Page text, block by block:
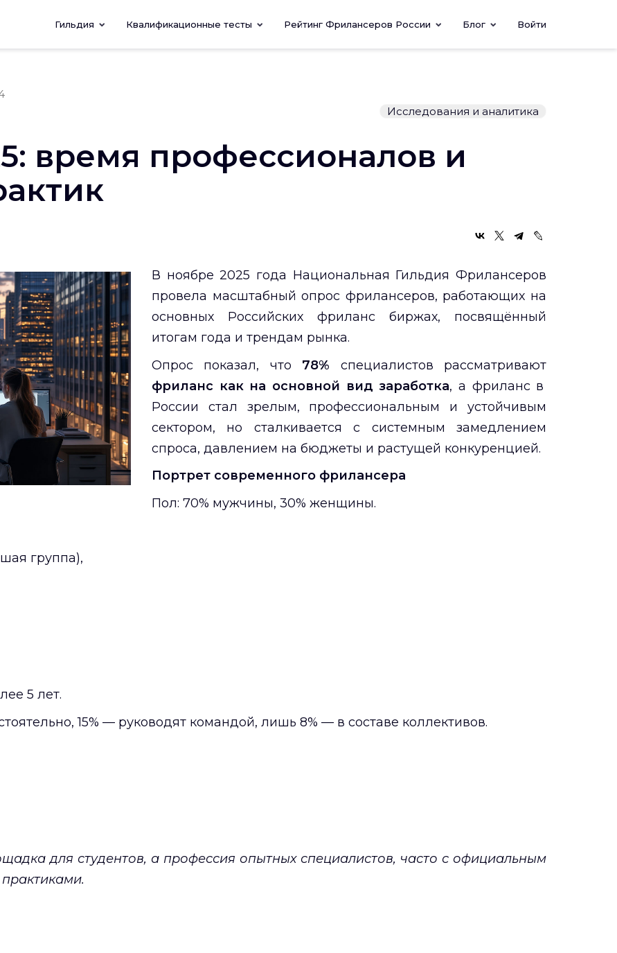
Гильдия Квалификационные тесты Рейтинг Фрилансеров России Блог Войти
Исследования и аналитика
время профессионалов и
В ноябре 2025 года Национальная Гильдия Фрилансеров
провела масштабный опрос фрилансеров, работающих на
основных Российских фриланс биржах, посвящённый
итогам года и трендам рынка.
Опрос показал, что 78% специалистов рассматривают
фриланс как на основной вид заработка, а фриланс в
России стал зрелым, профессиональным и устойчивым
сектором, но сталкивается с системным замедлением
спроса, давлением на бюджеты и растущей конкуренцией.
Портрет современного фрилансера
Пол: 70% мужчины, 30% женщины.
группа),
5 лет.
15% — руководят командой, лишь 8% — в составе коллективов.
для студентов, а профессия опытных специалистов, часто с официальным